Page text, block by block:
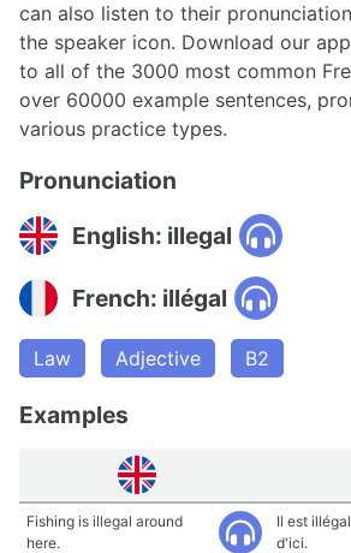
can also listen to their
the speaker icon. Download our
to all of the 3000 most common
over 60000 example sentences,
various practice types.
Pronunciation
English: illegal
French: illégal
Law Adjective B2
Examples
Fishing is illegal around
here.
Il est
d'ici.